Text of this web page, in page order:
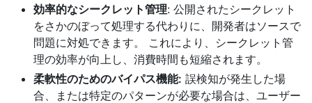
効率的なシークレット管理: 公開されたシークレット
をさかのぼって処理する代わりに、開発者はソースで
問題に対処できます。 これにより、シークレット管
理の効率が向上し、消費時間も短縮されます。
柔軟性のためのバイパス機能: 誤検知が発生した場
合、または特定のパターンが必要な場合は、ユーザー